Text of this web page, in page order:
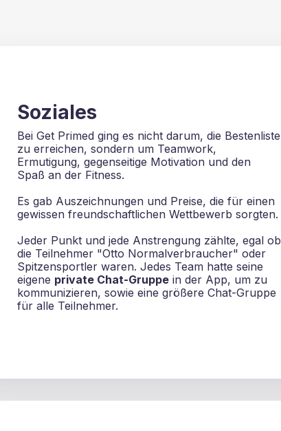
Soziales
Bei Get Primed ging es nicht darum, die Bestenliste
zu erreichen, sondern um Teamwork,
Ermutigung, gegenseitige Motivation und den
Spaß an der Fitness.
Es gab Auszeichnungen und Preise, die für einen
gewissen freundschaftlichen Wettbewerb sorgten.
Jeder Punkt und jede Anstrengung zählte, egal ob
die Teilnehmer "Otto Normalverbraucher" oder
Spitzensportler waren. Jedes Team hatte seine
eigene private Chat-Gruppe in der App, um zu
kommunizieren, sowie eine größere Chat-Gruppe
für alle Teilnehmer.